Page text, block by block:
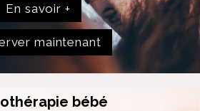
En savoir +
maintenant
bébé